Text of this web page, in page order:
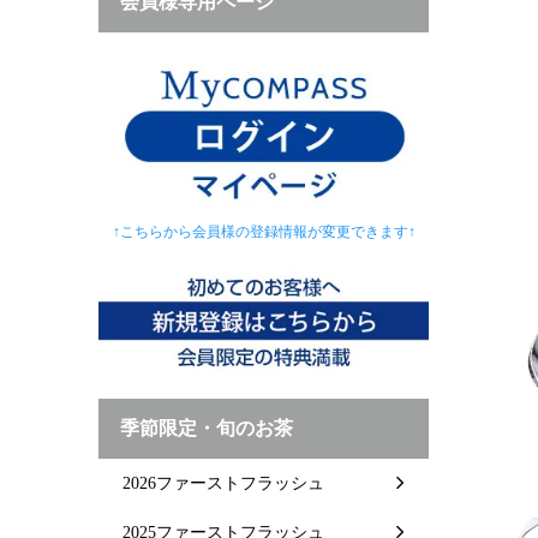
↑こちらから会員様の登録情報が変更できます↑
季節限定・旬のお茶
2026ファーストフラッシュ
2025ファーストフラッシュ